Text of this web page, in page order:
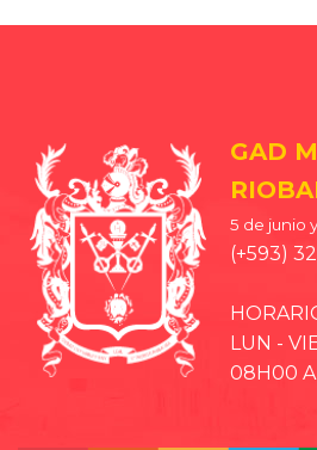
GAD
5 de junio
(+593)
LUN -
08H00